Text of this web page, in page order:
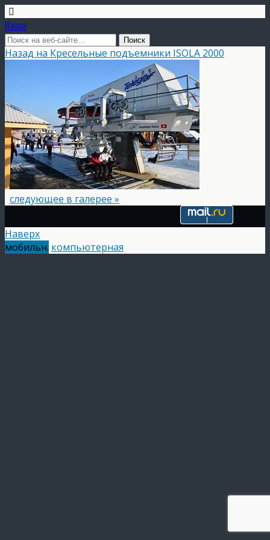
Изола
Назад на Кресельные подъемники ISOLA 2000
следующее в галерее »
Наверх
мобильн. компьютерная